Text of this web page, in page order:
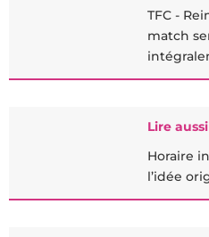
TFC -
match
Lire aussi
Horaire
l’idée